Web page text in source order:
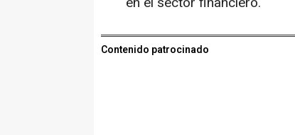
Contenido patrocinado